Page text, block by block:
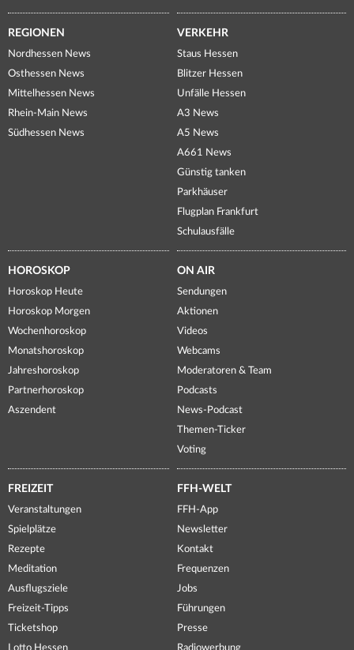
REGIONEN
Nordhessen News
Osthessen News
Mittelhessen News
Rhein-Main News
Südhessen News
VERKEHR
Staus Hessen
Blitzer Hessen
Unfälle Hessen
A3 News
A5 News
A661 News
Günstig tanken
Parkhäuser
Flugplan Frankfurt
Schulausfälle
HOROSKOP
Horoskop Heute
Horoskop Morgen
Wochenhoroskop
Monatshoroskop
Jahreshoroskop
Partnerhoroskop
Aszendent
ON AIR
Sendungen
Aktionen
Videos
Webcams
Moderatoren & Team
Podcasts
News-Podcast
Themen-Ticker
Voting
FREIZEIT
Veranstaltungen
Spielplätze
Rezepte
Meditation
Ausflugsziele
Freizeit-Tipps
Ticketshop
Lotto Hessen
FFH-WELT
FFH-App
Newsletter
Kontakt
Frequenzen
Jobs
Führungen
Presse
Radiowerbung